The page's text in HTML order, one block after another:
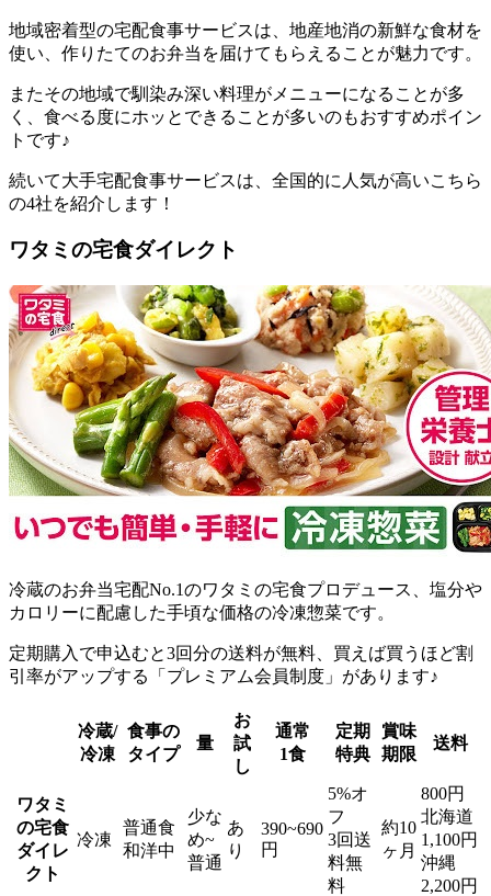
地域密着型の宅配食事サービスは、地産地消の新鮮な食材を
使い、作りたてのお弁当を届けてもらえることが魅力です。
またその地域で馴染み深い料理がメニューになることが多
く、食べる度にホッとできることが多いのもおすすめポイン
トです♪
続いて大手宅配食事サービスは、全国的に人気が高いこちら
の4社を紹介します！
ワタミの宅食ダイレクト
冷蔵のお弁当宅配No.1のワタミの宅食プロデュース、塩分や
カロリーに配慮した手頃な価格の冷凍惣菜です。
定期購入で申込むと3回分の送料が無料、買えば買うほど割
引率がアップする「プレミアム会員制度」があります♪
冷蔵/
冷凍
食事の
タイプ
量
お
試
し
通常
1食
定期
特典
賞味
期限
送料
ワタミ
の宅食
ダイレ
クト
冷凍
普通食
和洋中
少な
め~
普通
あ
り
390~690
円
5%オ
フ
3回送
料無
料
約10
ヶ月
800円
北海道
1,100円
沖縄
2,200円